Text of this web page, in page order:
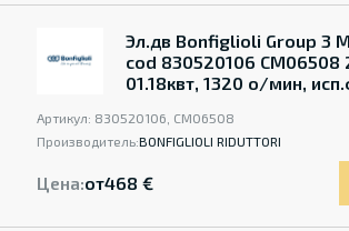
Эл.дв Bonfiglioli Group 3
cod 830520106 CM06508
01.18квт, 1320 о/мин,
Артикул: 830520106, CM06508
Производитель:BONFIGLIOLI RIDUTTORI
Цена:от468 €